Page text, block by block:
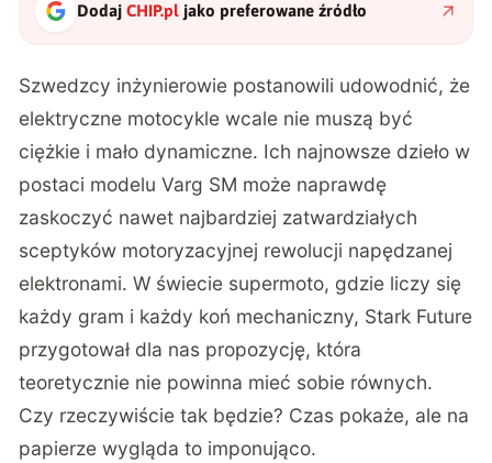
DodajCHIP.pl jako preferowane źródło
Szwedzcy inżynierowie postanowili udowodnić, że
elektryczne motocykle wcale nie muszą być
ciężkie i mało dynamiczne. Ich najnowsze dzieło w
postaci modelu Varg SM może naprawdę
zaskoczyć nawet najbardziej zatwardziałych
sceptyków motoryzacyjnej rewolucji napędzanej
elektronami. W świecie supermoto, gdzie liczy się
każdy gram i każdy koń mechaniczny, Stark Future
przygotował dla nas propozycję, która
teoretycznie nie powinna mieć sobie równych.
Czy rzeczywiście tak będzie? Czas pokaże, ale na
papierze wygląda to imponująco.